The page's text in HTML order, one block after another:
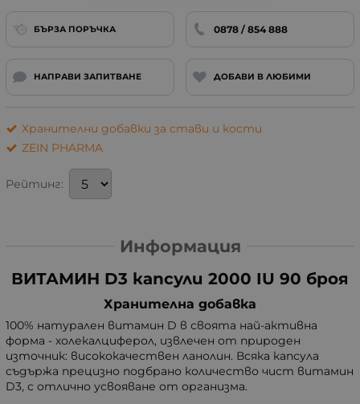
БЪРЗА ПОРЪЧКА 0878 / 854 888
НАПРАВИ ЗАПИТВАНЕ ДОБАВИ В ЛЮБИМИ
Хранителни добавки за стави и кости
ZEIN PHARMA
Рейтинг:
Информация
ВИТАМИН D3 капсули 2000 IU 90 броя
Хранителна добавка
100% натурален витамин D в своята най-активна
форма - холекалциферол, извлечен от природен
източник: висококачествен ланолин. Всяка капсула
съдържа прецизно подбрано количество чист витамин
D3, с отлично усвояване от организма.